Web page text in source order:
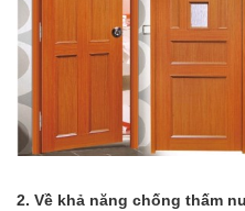
2. Về khả năng chống thấm